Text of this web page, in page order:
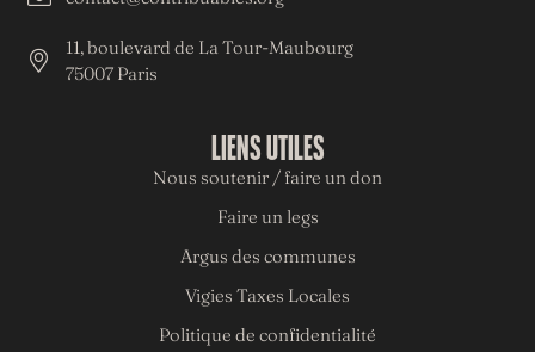
LIENS UTILES
Nous soutenir / faire un don
Faire un legs
Argus des communes
Vigies Taxes Locales
Politique de confidentialité
11, boulevard de La Tour-Maubourg
75007 Paris